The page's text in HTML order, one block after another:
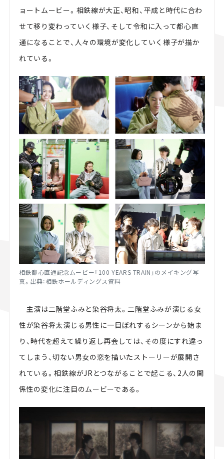
ョートムービー。相鉄線が大正、昭和、平成と時代に合わ
せて移り変わっていく様子、そして令和に入って都心直
通になることで、人々の環境が変化していく様子が描か
れている。
相鉄都心直通記念ムービー「100 YEARS TRAIN」のメイキング写
真。出典：相鉄ホールディングス資料
主演は二階堂ふみと染谷将太。二階堂ふみが演じる女
性が染谷将太演じる男性に一目ぼれするシーンから始ま
り、時代を超えて繰り返し再会しては、その度にすれ違っ
てしまう、切ない男女の恋を描いたストーリーが展開さ
れている。相鉄線がJRとつながることで起こる、2人の関
係性の変化に注目のムービーである。